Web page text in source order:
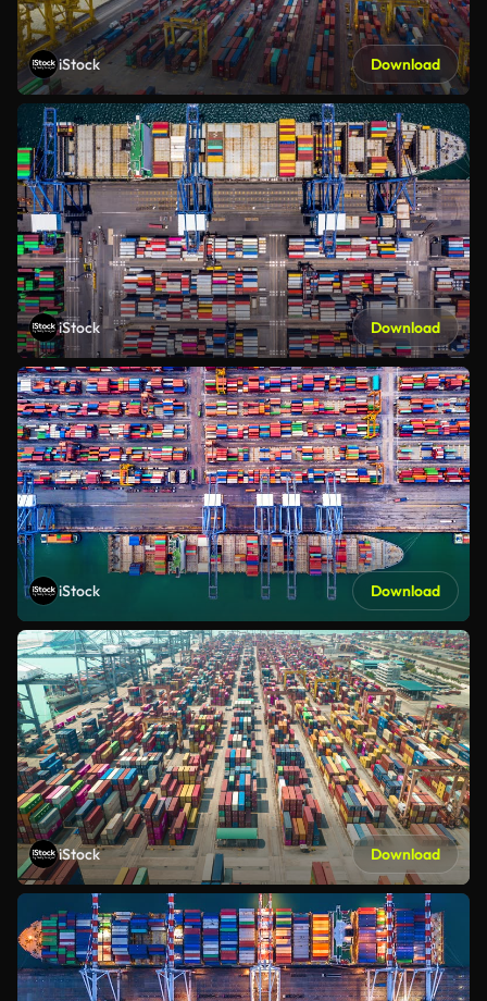
iStock Download
iStock Download
iStock Download
iStock Download